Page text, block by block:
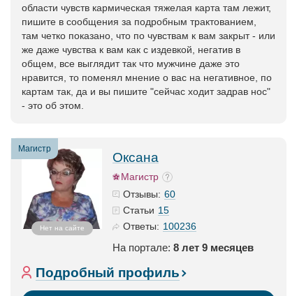
области чувств кармическая тяжелая карта там лежит,
пишите в сообщения за подробным трактованием,
там четко показано, что по чувствам к вам закрыт - или
же даже чувства к вам как с издевкой, негатив в
общем, все выглядит так что мужчине даже это
нравится, то поменял мнение о вас на негативное, по
картам так, да и вы пишите "сейчас ходит задрав нос"
- это об этом.
Магистр
Нет на сайте
Оксана
Магистр
Отзывы: 60
Статьи 15
Ответы: 100236
На портале: 8 лет 9 месяцев
Подробный профиль